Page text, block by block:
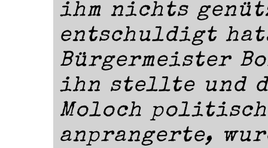
ihm nichts
entschuldigt
Bürgermeister
ihn stellte und
Moloch
anprangerte,